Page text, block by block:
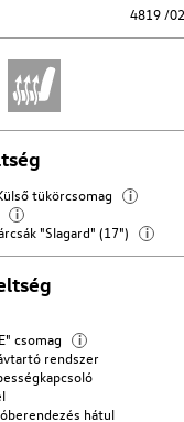
4819 /
tükörcsomag i
i
"Slagard" (17") i
csomag
i
rendszer
hátul